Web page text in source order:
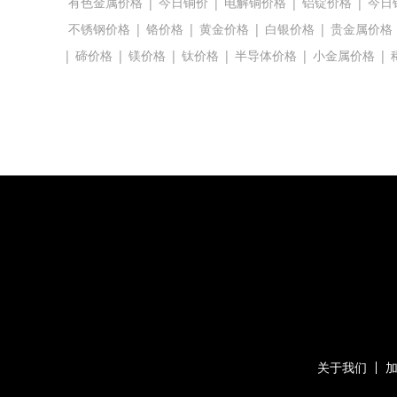
不锈钢价格 | 铬价格 | 黄金价格 | 白银价格 | 贵金属价格
| 碲价格 | 镁价格 | 钛价格 | 半导体价格 | 小金属价格 |
关于我们